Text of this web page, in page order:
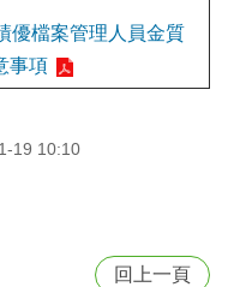
優檔案管理人員金質
事項
19 10:10
回上一頁